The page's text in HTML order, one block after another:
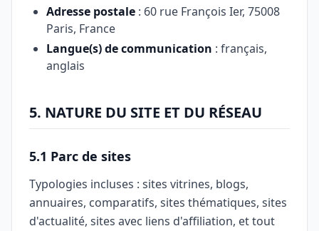
Adresse postale : 60 rue François Ier, 75008
Paris, France
Langue(s) de communication : français,
anglais
5. NATURE DU SITE ET DU RÉSEAU
5.1 Parc de sites
Typologies incluses : sites vitrines, blogs,
annuaires, comparatifs, sites thématiques, sites
d'actualité, sites avec liens d'affiliation, et tout